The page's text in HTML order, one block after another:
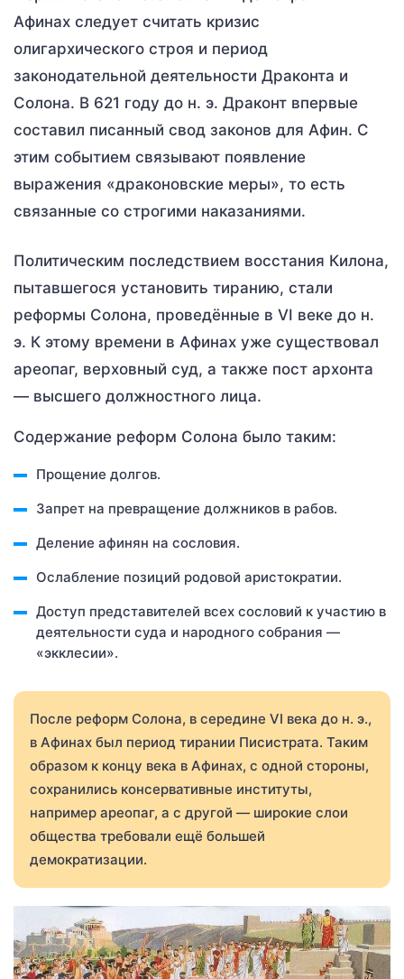
Афинах следует считать кризис
олигархического строя и период
законодательной деятельности Драконта и
Солона. В 621 году до н. э. Драконт впервые
составил писанный свод законов для Афин. С
этим событием связывают появление
выражения «драконовские меры», то есть
связанные со строгими наказаниями.
Политическим последствием восстания Килона,
пытавшегося установить тиранию, стали
реформы Солона, проведённые в VI веке до н.
э. К этому времени в Афинах уже существовал
ареопаг, верховный суд, а также пост архонта
— высшего должностного лица.
Содержание реформ Солона было таким:
Прощение долгов.
Запрет на превращение должников в рабов.
Деление афинян на сословия.
Ослабление позиций родовой аристократии.
Доступ представителей всех сословий к участию в
деятельности суда и народного собрания —
«экклесии».
После реформ Солона, в середине VI века до н. э.,
в Афинах был период тирании Писистрата. Таким
образом к концу века в Афинах, с одной стороны,
сохранились консервативные институты,
например ареопаг, а с другой — широкие слои
общества требовали ещё большей
демократизации.